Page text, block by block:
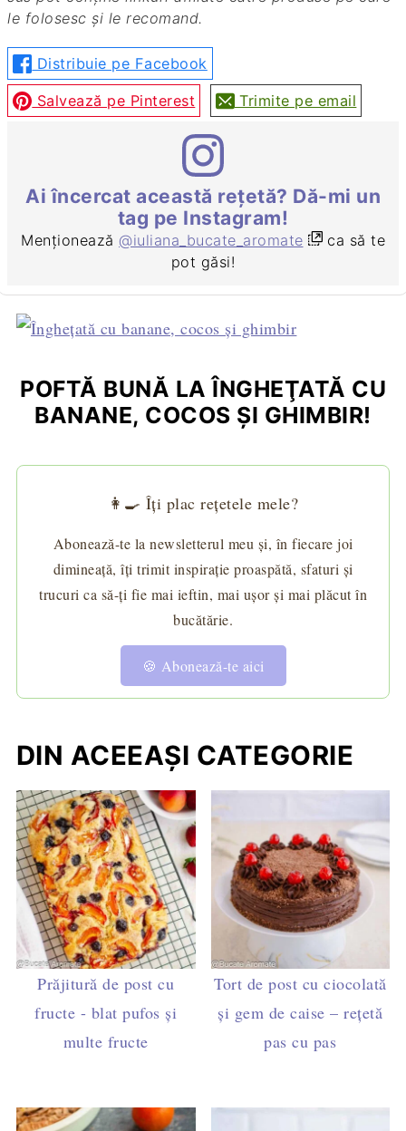
le folosesc și le recomand.
Distribuie pe Facebook
Salvează pe Pinterest Trimite pe email
Ai încercat această rețetă? Dă-mi un
tag pe Instagram!
Menționează @iuliana_bucate_aromate
ca să te
pot găsi!
POFTĂ BUNĂ LA ÎNGHEŢATĂ CU
BANANE, COCOS ŞI GHIMBIR!
👩‍🍳 Îți plac rețetele mele?
Abonează-te la newsletterul meu și, în fiecare joi
dimineață, îți trimit inspirație proaspătă, sfaturi și
trucuri ca să-ți fie mai ieftin, mai ușor și mai plăcut în
bucătărie.
🍪 Abonează-te aici
DIN ACEEAȘI CATEGORIE
Prăjitură de post cu
fructe - blat pufos și
multe fructe
Tort de post cu ciocolată
și gem de caise – rețetă
pas cu pas